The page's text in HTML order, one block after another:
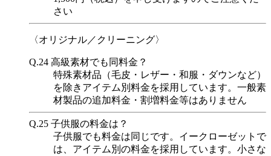
さい
〈オリジナル／クリーニング〉
Q.24 高級素材でも同料金？
特殊素材品（毛皮・レザー・和服・ダウンなど）
を除きアイテム別料金を採用しています。一般素
材製品の追加料金・割増料金等はありません
Q.25 子供服の料金は？
子供服でも料金は同じです。イークローゼットで
は、アイテム別の料金を採用しています。小さな